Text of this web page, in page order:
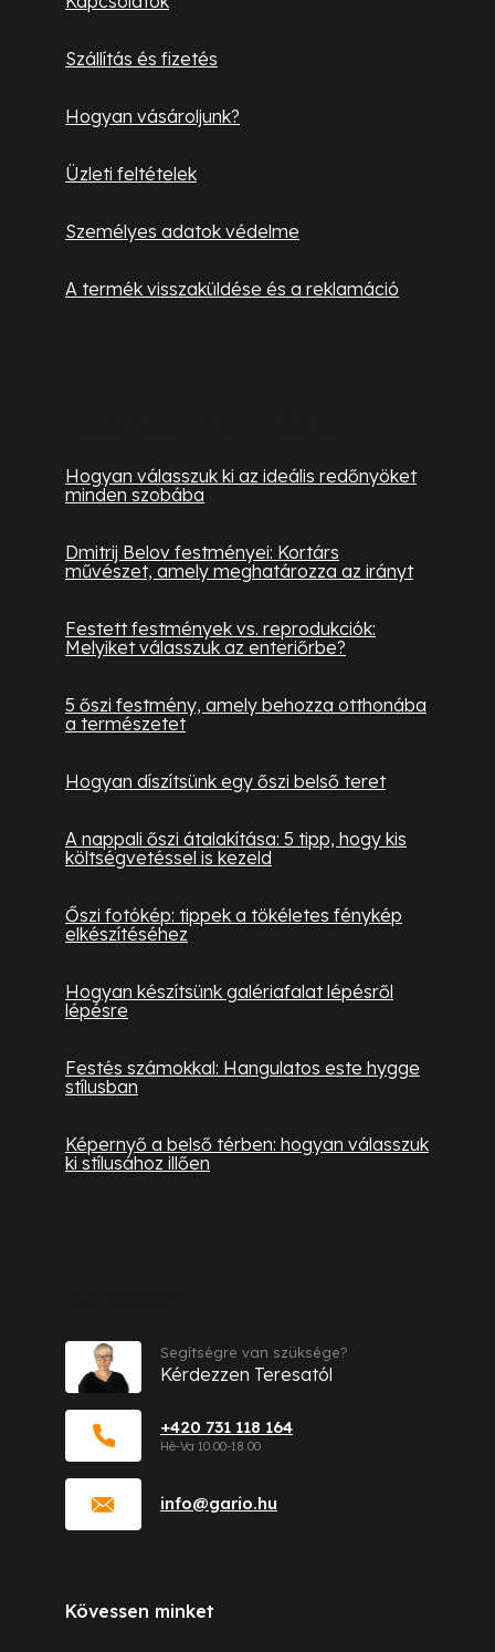
Szállítás és fizetés
Hogyan vásároljunk?
Üzleti feltételek
Személyes adatok védelme
A termék visszaküldése és a reklamáció
Hogyan válasszuk ki az ideális redőnyöket
minden szobába
Dmitrij Belov festményei: Kortárs
művészet, amely meghatározza az irányt
Festett festmények vs. reprodukciók:
Melyiket válasszuk az enteriőrbe?
5 őszi festmény, amely behozza otthonába
a természetet
Hogyan díszítsünk egy őszi belső teret
A nappali őszi átalakítása: 5 tipp, hogy kis
költségvetéssel is kezeld
Őszi fotókép: tippek a tökéletes fénykép
elkészítéséhez
Hogyan készítsünk galériafalat lépésről
lépésre
Festés számokkal: Hangulatos este hygge
stílusban
Képernyő a belső térben: hogyan válasszuk
ki stílusához illően
info@gario.hu
+420 731 118 164
Segítségre van szüksége?
Kérdezzen Teresatól
Kövessen minket